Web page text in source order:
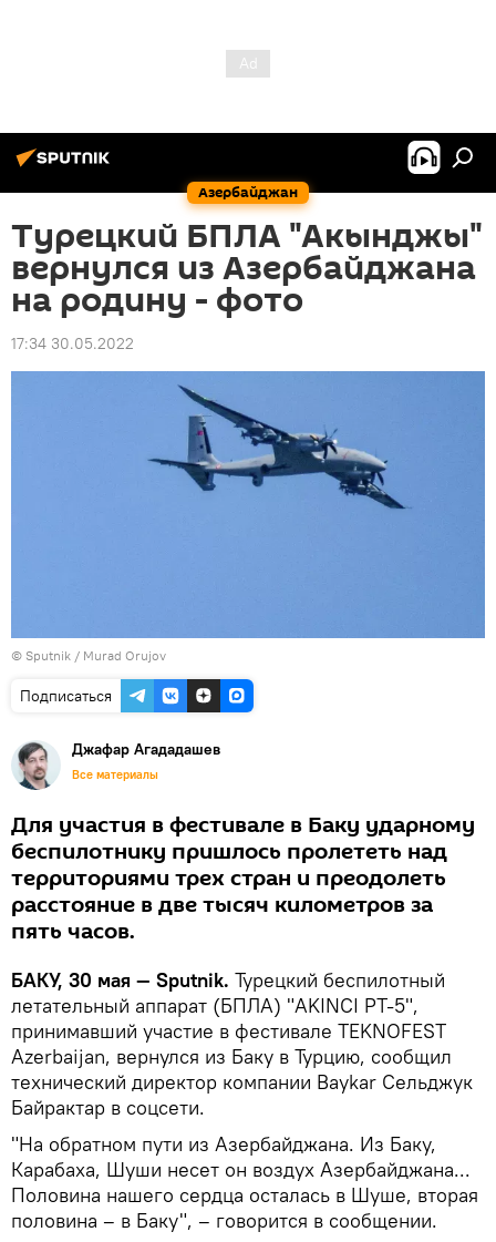
Азербайджан
Турецкий БПЛА "Акынджы"
вернулся из Азербайджана
на родину - фото
17:34 30.05.2022
© Sputnik / Murad Orujov
Подписаться
Джафар Агададашев
Все материалы
Для участия в фестивале в Баку ударному
беспилотнику пришлось пролететь над
территориями трех стран и преодолеть
расстояние в две тысяч километров за
пять часов.
БАКУ, 30 мая — Sputnik. Турецкий беспилотный
летательный аппарат (БПЛА) "AKINCI PT-5",
принимавший участие в фестивале TEKNOFEST
Azerbaijan, вернулся из Баку в Турцию, сообщил
технический директор компании Baykar Сельджук
Байрактар в соцсети.
"На обратном пути из Азербайджана. Из Баку,
Карабаха, Шуши несет он воздух Азербайджана...
Половина нашего сердца осталась в Шуше, вторая
половина – в Баку", – говорится в сообщении.